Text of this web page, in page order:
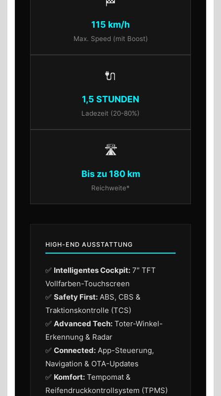
115 km/h
Max. Speed (mit Boost)
🔌
1,5 STUNDEN
Ladezeit (20-80%)
🛣️
Bis zu 180 km
Reichweite*
HIGH-END AUSSTATTUNG
✅ Intelligentes Cockpit: 7″ TFT
Vollfarben-Touchscreen
✅ Safety First: ABS, CBS &
Traktionskontrolle (TCS)
✅ Advanced Tech: Toter-Winkel-
Erkennung & Radar
✅ Connected: App-Steuerung,
Navigation & OTA-Updates
✅ Komfort: Tempomat &
Reifendruckkontrollsystem (TPMS)